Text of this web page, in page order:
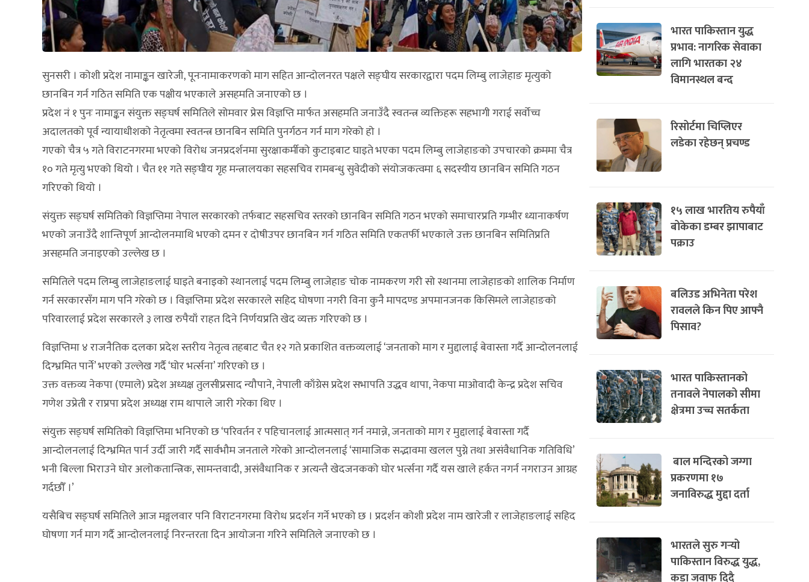
सुनसरी । कोशी प्रदेश नामाङ्कन खारेजी, पूनःनामाकरणको माग सहित आन्दोलनरत पक्षले सङ्घीय सरकारद्वारा पदम लिम्बु लाजेहाङ मृत्युको
छानबिन गर्न गठित समिति एक पक्षीय भएकाले असहमति जनाएको छ ।
प्रदेश नं १ पुनः नामाङ्कन संयुक्त सङ्घर्ष समितिले सोमवार प्रेस विज्ञप्ति मार्फत असहमति जनाउँदै स्वतन्त्र व्यक्तिहरू सहभागी गराई सर्वोच्च
अदालतको पूर्व न्यायाधीशको नेतृत्वमा स्वतन्त्र छानबिन समिति पुनर्गठन गर्न माग गरेको हो ।
गएको चैत्र ५ गते विराटनगरमा भएको विरोध जनप्रदर्शनमा सुरक्षाकर्मीको कुटाइबाट घाइते भएका पदम लिम्बु लाजेहाङको उपचारको क्रममा चैत्र
१० गते मृत्यु भएको थियो । चैत ११ गते सङ्घीय गृह मन्त्रालयका सहसचिव रामबन्धु सुवेदीको संयोजकत्वमा ६ सदस्यीय छानबिन समिति गठन
गरिएको थियो ।
संयुक्त सङ्घर्ष समितिको विज्ञप्तिमा नेपाल सरकारको तर्फबाट सहसचिव स्तरको छानबिन समिति गठन भएको समाचारप्रति गम्भीर ध्यानाकर्षण
भएको जनाउँदै शान्तिपूर्ण आन्दोलनमाथि भएको दमन र दोषीउपर छानबिन गर्न गठित समिति एकतर्फी भएकाले उक्त छानबिन समितिप्रति
असहमति जनाइएको उल्लेख छ ।
समितिले पदम लिम्बु लाजेहाङलाई घाइते बनाइको स्थानलाई पदम लिम्बु लाजेहाङ चोक नामकरण गरी सो स्थानमा लाजेहाङको शालिक निर्माण
गर्न सरकारसँग माग पनि गरेको छ । विज्ञप्तिमा प्रदेश सरकारले सहिद घोषणा नगरी विना कुनै मापदण्ड अपमानजनक किसिमले लाजेहाङको
परिवारलाई प्रदेश सरकारले ३ लाख रुपैयाँ राहत दिने निर्णयप्रति खेद व्यक्त गरिएको छ ।
विज्ञप्तिमा ४ राजनैतिक दलका प्रदेश स्तरीय नेतृत्व तहबाट चैत १२ गते प्रकाशित वक्तव्यलाई ‘जनताको माग र मुद्दालाई बेवास्ता गर्दै आन्दोलनलाई
दिग्भ्रमित पार्ने’ भएको उल्लेख गर्दै ‘घोर भर्त्सना’ गरिएको छ ।
उक्त वक्तव्य नेकपा (एमाले) प्रदेश अध्यक्ष तुलसीप्रसाद न्यौपाने, नेपाली काँग्रेस प्रदेश सभापति उद्धव थापा, नेकपा माओवादी केन्द्र प्रदेश सचिव
गणेश उप्रेती र राप्रपा प्रदेश अध्यक्ष राम थापाले जारी गरेका थिए ।
संयुक्त सङ्घर्ष समितिको विज्ञप्तिमा भनिएको छ ‘परिवर्तन र पहिचानलाई आत्मसात् गर्न नमान्ने, जनताको माग र मुद्दालाई बेवास्ता गर्दै
आन्दोलनलाई दिग्भ्रमित पार्न उर्दी जारी गर्दै सार्वभौम जनताले गरेको आन्दोलनलाई ‘सामाजिक सद्भावमा खलल पुग्ने तथा असंवैधानिक गतिविधि’
भनी बिल्ला भिराउने घोर अलोकतान्त्रिक, सामन्तवादी, असंवैधानिक र अत्यन्तै खेदजनकको घोर भर्त्सना गर्दै यस खाले हर्कत नगर्न नगराउन आग्रह
गर्दछौँ ।’
यसैबिच सङ्घर्ष समितिले आज मङ्गलवार पनि विराटनगरमा विरोध प्रदर्शन गर्ने भएको छ । प्रदर्शन कोशी प्रदेश नाम खारेजी र लाजेहाङलाई सहिद
घोषणा गर्न माग गर्दै आन्दोलनलाई निरन्तरता दिन आयोजना गरिने समितिले जनाएको छ ।
भारत पाकिस्तान युद्ध
प्रभाव: नागरिक सेवाका
लागि भारतका २४
विमानस्थल बन्द
रिसोर्टमा चिप्लिएर
लडेका रहेछन् प्रचण्ड
१५ लाख भारतिय रुपैयाँ
बोकेका डम्बर झापाबाट
पक्राउ
बलिउड अभिनेता परेश
रावलले किन पिए आफ्नै
पिसाव?
भारत पाकिस्तानको
तनावले नेपालको सीमा
क्षेत्रमा उच्च सतर्कता
बाल मन्दिरको जग्गा
प्रकरणमा १७
जनाविरुद्ध मुद्दा दर्ता
भारतले सुरु गर्‍यो
पाकिस्तान विरुद्ध युद्ध,
कडा जवाफ दिदै